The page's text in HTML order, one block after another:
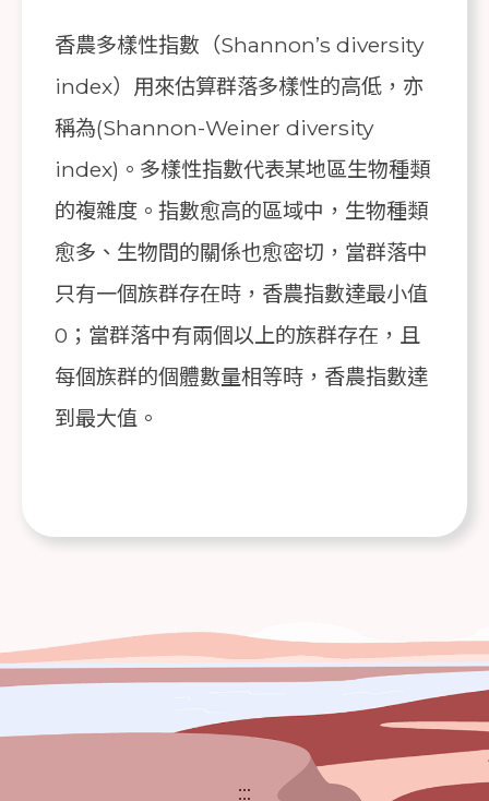
香農多樣性指數（Shannon’s diversity
index）用來估算群落多樣性的高低，亦
稱為(Shannon-Weiner diversity
index)。多樣性指數代表某地區生物種類
的複雜度。指數愈高的區域中，生物種類
愈多、生物間的關係也愈密切，當群落中
只有一個族群存在時，香農指數達最小值
0；當群落中有兩個以上的族群存在，且
每個族群的個體數量相等時，香農指數達
到最大值。
:::